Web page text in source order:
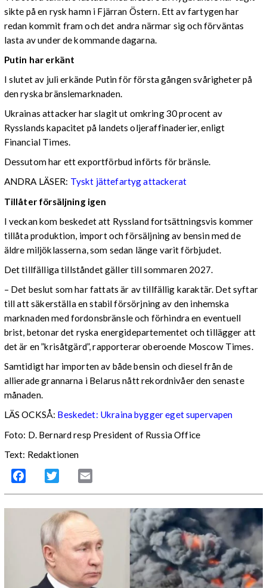
sikte på en rysk hamn i Fjärran Östern. Ett av fartygen har
redan kommit fram och det andra närmar sig och förväntas
lasta av under de kommande dagarna.
Putin har erkänt
I slutet av juli erkände Putin för första gången svårigheter på
den ryska bränslemarknaden.
Ukrainas attacker har slagit ut omkring 30 procent av
Rysslands kapacitet på landets oljeraffinaderier, enligt
Financial Times.
Dessutom har ett exportförbud införts för bränsle.
ANDRA LÄSER: Tyskt jättefartyg attackerat
Tillåter försäljning igen
I veckan kom beskedet att Ryssland fortsättningsvis kommer
tillåta produktion, import och försäljning av bensin med de
äldre miljöklasserna, som sedan länge varit förbjudet.
Det tillfälliga tillståndet gäller till sommaren 2027.
– Det beslut som har fattats är av tillfällig karaktär. Det syftar
till att säkerställa en stabil försörjning av den inhemska
marknaden med fordonsbränsle och förhindra en eventuell
brist, betonar det ryska energidepartementet och tillägger att
det är en ”krisåtgärd”, rapporterar oberoende Moscow Times.
Samtidigt har importen av både bensin och diesel från de
allierade grannarna i Belarus nått rekordnivåer den senaste
månaden.
LÄS OCKSÅ: Beskedet: Ukraina bygger eget supervapen
Foto: D. Bernard resp President of Russia Office
Text: Redaktionen
Facebook Twitter